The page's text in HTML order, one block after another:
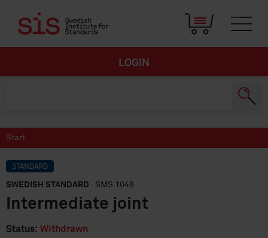
LOGIN
Start
STANDARD
SWEDISH STANDARD · SMS 1048
Intermediate joint
Status: Withdrawn